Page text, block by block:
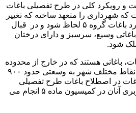
و رویکرد کلی در طرح تفصیلی باغات
شهرداری را متعهد ساخته که تغییر
کاربری های احتمالی در مورد باغات گروه ۵ لحاظ شود و در قبال
وسیع، سرسبز و دارای درختان
شود.
باغاتی هستند که در خارج از محدوده
باغات قصردشت بوده و در نقاط مختلف شهر به وسعتی حدود ۹۰۰
در اصطلاح باغات طرح تفصیلی
نامیده می شوند و تغییر کاربری آنان در کمیسیون ماده ۵ انجام می